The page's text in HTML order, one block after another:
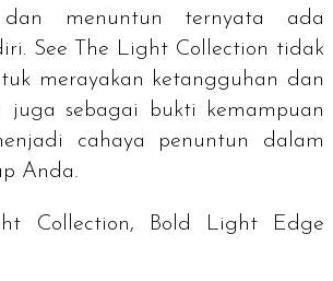
dan menuntun ternyata ada
See The Light Collection tidak
merayakan ketangguhan dan
juga sebagai bukti kemampuan
cahaya penuntun dalam
Anda.